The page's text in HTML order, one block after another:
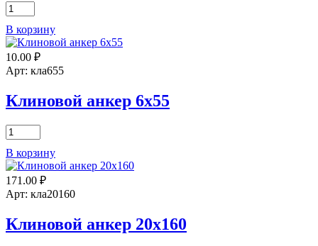
Количество
товара
Клиновой
анкер
8х120
В корзину
10.00 ₽
Арт: кла655
Клиновой анкер 6х55
Количество
товара
Клиновой
анкер
6х55
В корзину
171.00 ₽
Арт: кла20160
Клиновой анкер 20х160